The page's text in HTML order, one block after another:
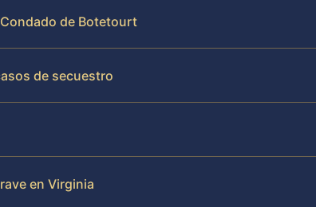
de Botetourt
de secuestro
en Virginia